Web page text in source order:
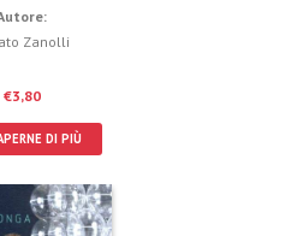
Zanolli
€3,80
DI PIÙ